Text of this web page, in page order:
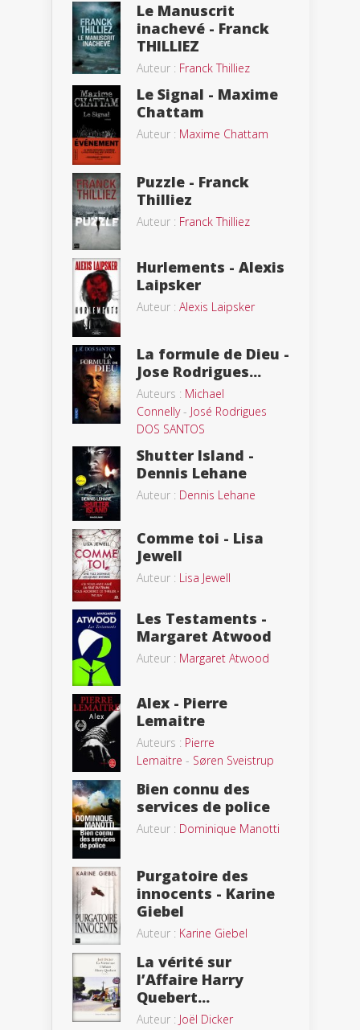
Le Manuscrit
inachevé - Franck
THILLIEZ
Auteur : Franck Thilliez
Le Signal - Maxime
Chattam
Auteur : Maxime Chattam
Puzzle - Franck
Thilliez
Auteur : Franck Thilliez
Hurlements - Alexis
Laipsker
Auteur : Alexis Laipsker
La formule de Dieu -
Jose Rodrigues...
Auteurs : Michael
Connelly- José Rodrigues
DOS SANTOS
Shutter Island -
Dennis Lehane
Auteur : Dennis Lehane
Comme toi - Lisa
Jewell
Auteur : Lisa Jewell
Les Testaments -
Margaret Atwood
Auteur : Margaret Atwood
Alex - Pierre
Lemaitre
Auteurs : Pierre
Lemaitre - Søren Sveistrup
Bien connu des
services de police
Auteur : Dominique Manotti
Purgatoire des
innocents - Karine
Giebel
Auteur : Karine Giebel
La vérité sur
l’Affaire Harry
Quebert...
Auteur : Joël Dicker